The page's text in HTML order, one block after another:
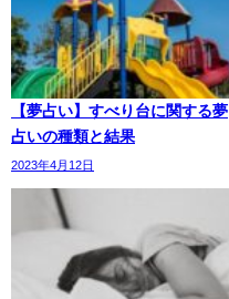
【夢占い】すべり台に関する夢
占いの種類と結果
2023年4月12日